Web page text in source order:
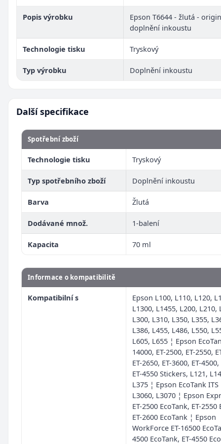
Popis výrobku
Epson T6644 - žlutá -
doplnění inkoustu
Technologie tisku Tryskový
Typ výrobku Doplnění inkoustu
Další specifikace
Spotřební zboží
Technologie tisku Tryskový
Typ spotřebního zboží Doplnění inkoustu
Barva Žlutá
Dodávané množ. 1-balení
Kapacita 70 ml
Informace o kompatibilitě
Kompatibilní s
Epson L100, L110, L120,
L1300, L1455, L200, L210,
L300, L310, L350, L355,
L386, L455, L486, L550,
L605, L655 ¦ Epson
14000, ET-2500, ET-2550,
ET-2650, ET-3600, ET-
ET-4550 Stickers, L121,
L375 ¦ Epson EcoTank ITS
L3060, L3070 ¦ Epson
ET-2500 EcoTank, ET-2550
ET-2600 EcoTank ¦ Epson
WorkForce ET-16500
4500 EcoTank, ET-4550